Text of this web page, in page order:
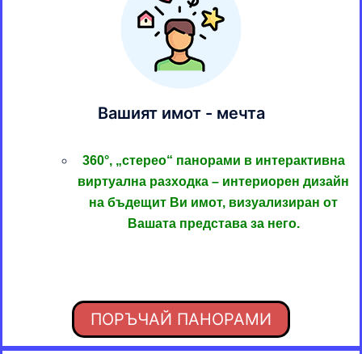
Вашият имот - мечта
360°, „стерео“ панорами в интерактивна
виртуална разходка – интериорен дизайн
на бъдещит Ви имот, визуализиран от
Вашата представа за него.
ПОРЪЧАЙ ПАНОРАМИ